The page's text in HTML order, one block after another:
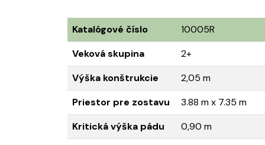
Katalógové číslo
10005R
Veková skupina
2+
Výška konštrukcie
2,05 m
Priestor pre zostavu
3.88 m x 7.35 m
Kritická výška pádu
0,90 m